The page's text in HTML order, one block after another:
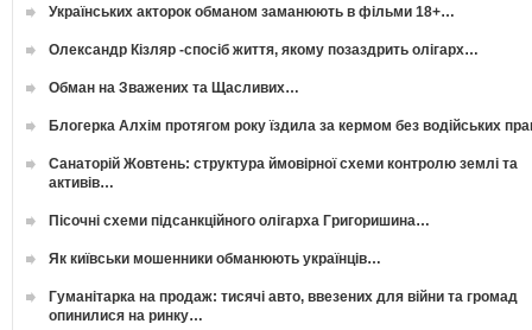
Українських акторок обманом заманюють в фільми 18+…
Олександр Кізляр -спосіб життя, якому позаздрить олігарх…
Обман на Зважених та Щасливих…
Блогерка Алхім протягом року їздила за кермом без водійських
Санаторій Жовтень: структура ймовірної схеми контролю землі та
активів…
Пісочні схеми підсанкційного олігарха Григоришина…
Як київськи мошенники обманюють українців…
Гуманітарка на продаж: тисячі авто, ввезених для війни та громад
опинилися на ринку…